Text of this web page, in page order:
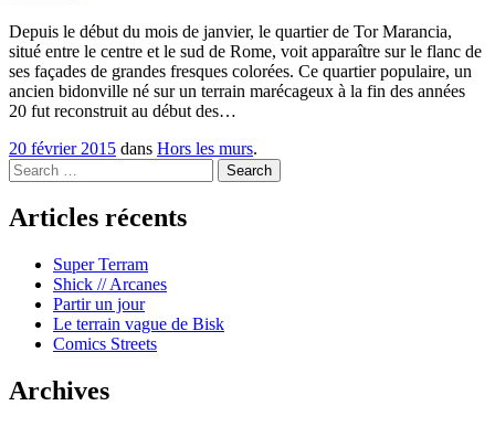
Depuis le début du mois de janvier, le quartier de Tor Marancia,
situé entre le centre et le sud de Rome, voit apparaître sur le flanc de
ses façades de grandes fresques colorées. Ce quartier populaire, un
ancien bidonville né sur un terrain marécageux à la fin des années
20 fut reconstruit au début des…
20 février 2015 dans Hors les murs.
Search
Articles récents
Super Terram
Shick // Arcanes
Partir un jour
Le terrain vague de Bisk
Comics Streets
Archives